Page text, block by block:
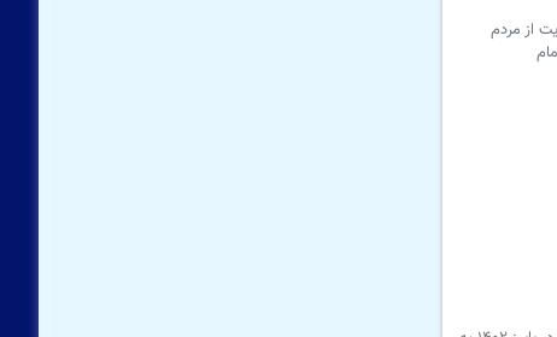
از مردم
امام